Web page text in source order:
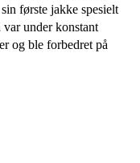
første jakke spesielt
under konstant
og ble forbedret på